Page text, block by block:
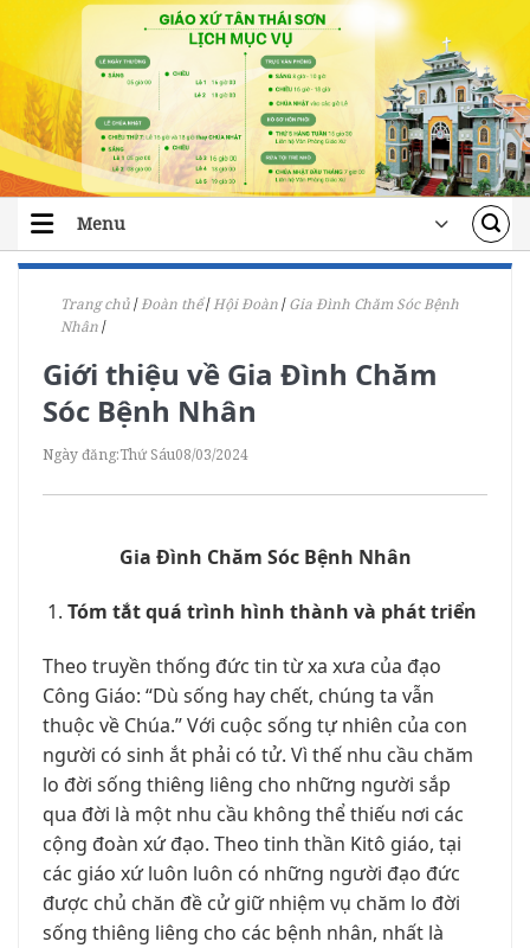
content
Menu
TRANG CHỦ
TIN TỨC
ĐOÀN THỂ
ÁI TÍN
ĐÀO TẠO
VĂN HOÁ NGHỆ THUẬT
TƯ LIỆU
LIÊN HỆ
Trang chủ/Đoàn thể/Hội Đoàn/Gia Đình Chăm Sóc Bệnh
Nhân/
Giới thiệu về Gia Đình Chăm
Sóc Bệnh Nhân
Ngày đăng:Thứ Sáu08/03/2024
Gia Đình Chăm Sóc Bệnh Nhân
Tóm tắt quá trình hình thành và phát triển
Theo truyền thống đức tin từ xa xưa của đạo
Công Giáo: “Dù sống hay chết, chúng ta vẫn
thuộc về Chúa.” Với cuộc sống tự nhiên của con
người có sinh ắt phải có tử. Vì thế nhu cầu chăm
lo đời sống thiêng liêng cho những người sắp
qua đời là một nhu cầu không thể thiếu nơi các
cộng đoàn xứ đạo. Theo tinh thần Kitô giáo, tại
các giáo xứ luôn luôn có những người đạo đức
được chủ chăn đề cử giữ nhiệm vụ chăm lo đời
sống thiêng liêng cho các bệnh nhân, nhất là